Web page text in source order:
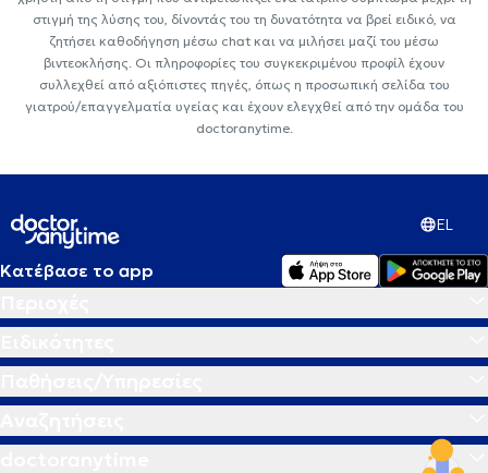
στιγμή της λύσης του, δίνοντάς του τη δυνατότητα να βρεί ειδικό, να
ζητήσει καθοδήγηση μέσω chat και να μιλήσει μαζί του μέσω
βιντεοκλήσης. Οι πληροφορίες του συγκεκριμένου προφίλ έχουν
συλλεχθεί από αξιόπιστες πηγές, όπως η προσωπική σελίδα του
γιατρού/επαγγελματία υγείας και έχουν ελεγχθεί από την ομάδα του
doctoranytime.
EL
Κατέβασε το app